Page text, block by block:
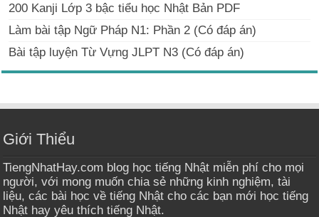
200 Kanji Lớp 3 bậc tiểu học Nhật Bản PDF
Làm bài tập Ngữ Pháp N1: Phần 2 (Có đáp án)
Bài tập luyện Từ Vựng JLPT N3 (Có đáp án)
Giới Thiểu
TiengNhatHay.com blog học tiếng Nhật miễn phí cho mọi
người, với mong muốn chia sẻ những kinh nghiệm, tài
liệu, các bài học về tiếng Nhật cho các bạn mới học tiếng
Nhật hay yêu thích tiếng Nhật.